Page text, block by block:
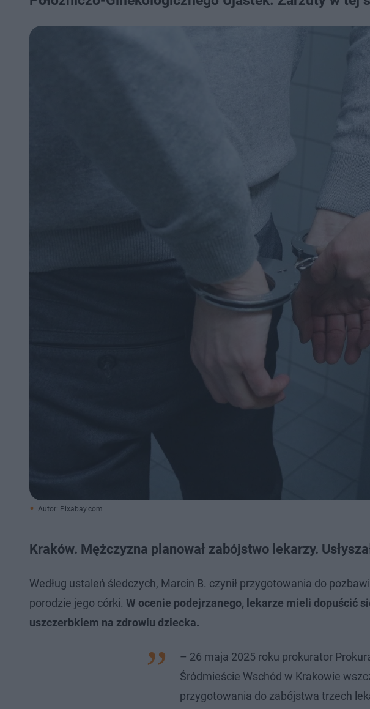
Autor: Pixabay.com
Kraków. Mężczyzna planował zabójstwo lekarzy.
Według ustaleń śledczych, Marcin B. czynił przygotowania do
porodzie jego córki. W ocenie podejrzanego, lekarze mieli dopuścić
uszczerbkiem na zdrowiu dziecka.
– 26 maja 2025 roku prokurator
Śródmieście Wschód w Krakowie
przygotowania do zabójstwa trzech